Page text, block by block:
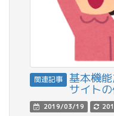
関連記事 基本機
サイト
2019/03/19